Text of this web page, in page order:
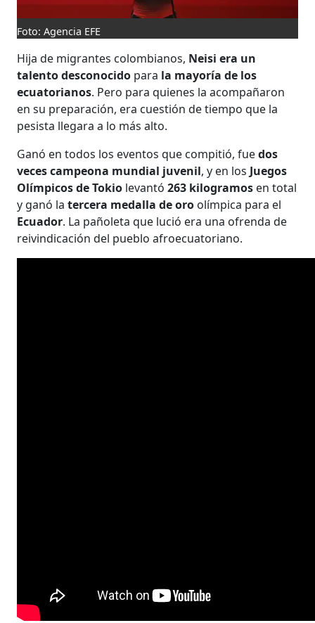
Foto: Agencia EFE
Hija de migrantes colombianos, Neisi era un
talento desconocido para la mayoría de los
ecuatorianos. Pero para quienes la acompañaron
en su preparación, era cuestión de tiempo que la
pesista llegara a lo más alto.
Ganó en todos los eventos que compitió, fuedos
veces campeona mundial juvenil, y en los Juegos
Olímpicos de Tokio levantó263 kilogramos en total
y ganó latercera medalla de oro olímpica para el
Ecuador. La pañoleta que lució era una ofrenda de
reivindicación del pueblo afroecuatoriano.